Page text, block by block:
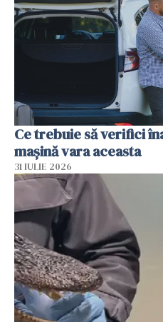
Ce trebuie să verifici
mașină vara aceasta
31 IULIE 2026